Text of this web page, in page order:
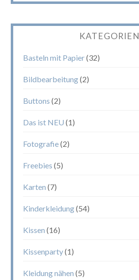
KATEGORIEN
Basteln mit Papier(32)
Bildbearbeitung(2)
Buttons (2)
Das ist NEU (1)
Fotografie(2)
Freebies (5)
Karten (7)
Kinderkleidung(54)
Kissen (16)
Kissenparty(1)
Kleidung nähen (5)